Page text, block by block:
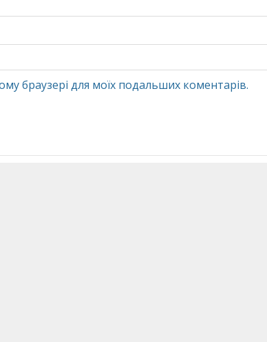
браузері для моїх подальших коментарів.